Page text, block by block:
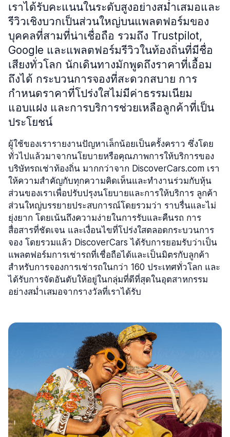
เราได้รับคะแนนในระดับสูงอย่างสม่ำเสมอและ
รีวิวเชิงบวกเป็นส่วนใหญ่บนแพลตฟอร์มของ
บุคคลที่สามที่น่าเชื่อถือ รวมถึง Trustpilot,
Google และแพลตฟอร์มรีวิวในท้องถิ่นที่มีชื่อ
เสียงทั่วโลก นักเดินทางมักพูดถึงราคาที่เอื้อม
ถึงได้ กระบวนการจองที่สะดวกสบาย การ
กำหนดราคาที่โปร่งใสไม่มีค่าธรรมเนียม
แอบแฝง และการบริการช่วยเหลือลูกค้าที่เป็น
ประโยชน์
ผู้ใช้ของเรารายงานปัญหาเล็กน้อยเป็นครั้งคราว ซึ่งโดย
ทั่วไปแล้วมาจากนโยบายหรือคุณภาพการให้บริการของ
บริษัทรถเช่าท้องถิ่น มากกว่าจาก DiscoverCars.com เรา
ให้ความสำคัญกับทุกความคิดเห็นและทำงานร่วมกับหุ้น
ส่วนของเราเพื่อปรับปรุงนโยบายและการให้บริการ ลูกค้า
ส่วนใหญ่บรรยายประสบการณ์โดยรวมว่า ราบรื่นและไม่
ยุ่งยาก โดยเน้นถึงความง่ายในการรับและคืนรถ การ
สื่อสารที่ชัดเจน และเงื่อนไขที่โปร่งใสตลอดกระบวนการ
จอง โดยรวมแล้ว DiscoverCars ได้รับการยอมรับว่าเป็น
แพลตฟอร์มการเช่ารถที่เชื่อถือได้และเป็นมิตรกับลูกค้า
สำหรับการจองการเช่ารถในกว่า 160 ประเทศทั่วโลก และ
ได้รับการจัดอันดับให้อยู่ในกลุ่มที่ดีที่สุดในอุตสาหกรรม
อย่างสม่ำเสมอจากรางวัลที่เราได้รับ